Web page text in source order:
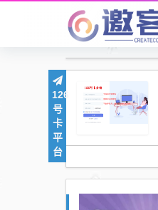
126
号
卡
平
台